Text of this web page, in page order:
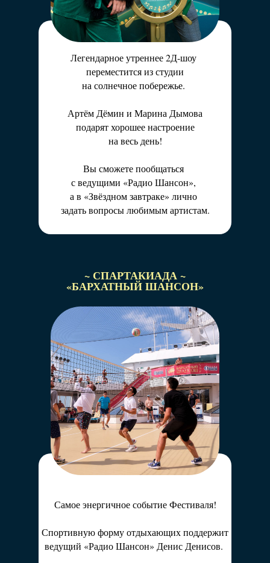
Легендарное утреннее 2Д-шоу
переместится из студии
на солнечное побережье.
Артём Дёмин и Марина Дымова
подарят хорошее настроение
на весь день!
Вы сможете пообщаться
с ведущими «Радио Шансон»,
а в «Звёздном завтраке» лично
задать вопросы любимым артистам.
~ СПАРТАКИАДА ~
«БАРХАТНЫЙ ШАНСОН»
в бассейне и на пляже, а для любителей
рыбалки состоится турнир по рыбной ловле.
Самое энергичное событие Фестиваля!
Спортивную форму отдыхающих поддержит
ведущий «Радио Шансон» Денис Денисов.
Легендарный караоке-батл!
В жюри – звёзды «Радио Шансон».
Руководят батлом ведущие 2Д-шоу на
«Радио
Шансон» – Артём Дёмин и Марина Дымова.
«Радио Шансон» приглашает Вас
насладиться любимыми песнями
и побороться за почетный титул
«Бархатный Голос»!